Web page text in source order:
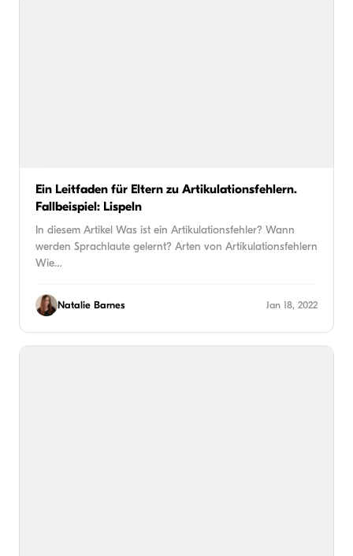
Ein Leitfaden für Eltern zu Artikulationsfehlern.
Fallbeispiel: Lispeln
In diesem Artikel Was ist ein Artikulationsfehler? Wann
werden Sprachlaute gelernt? Arten von Artikulationsfehlern
Wie…
Natalie Barnes Jan 18, 2022